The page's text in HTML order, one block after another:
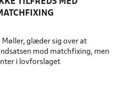
TILFREDS MED
Møller, glæder sig over at
mod matchfixing, men
i lovforslaget